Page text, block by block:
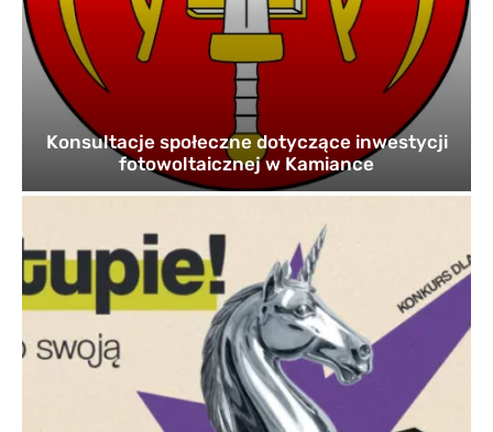
Konsultacje społeczne dotyczące inwestycji
fotowoltaicznej w Kamiance